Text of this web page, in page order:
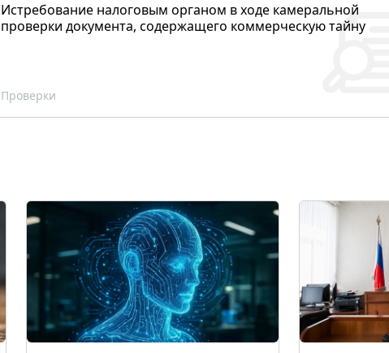
Истребование налоговым органом в ходе камеральной
проверки документа, содержащего коммерческую тайну
Проверки